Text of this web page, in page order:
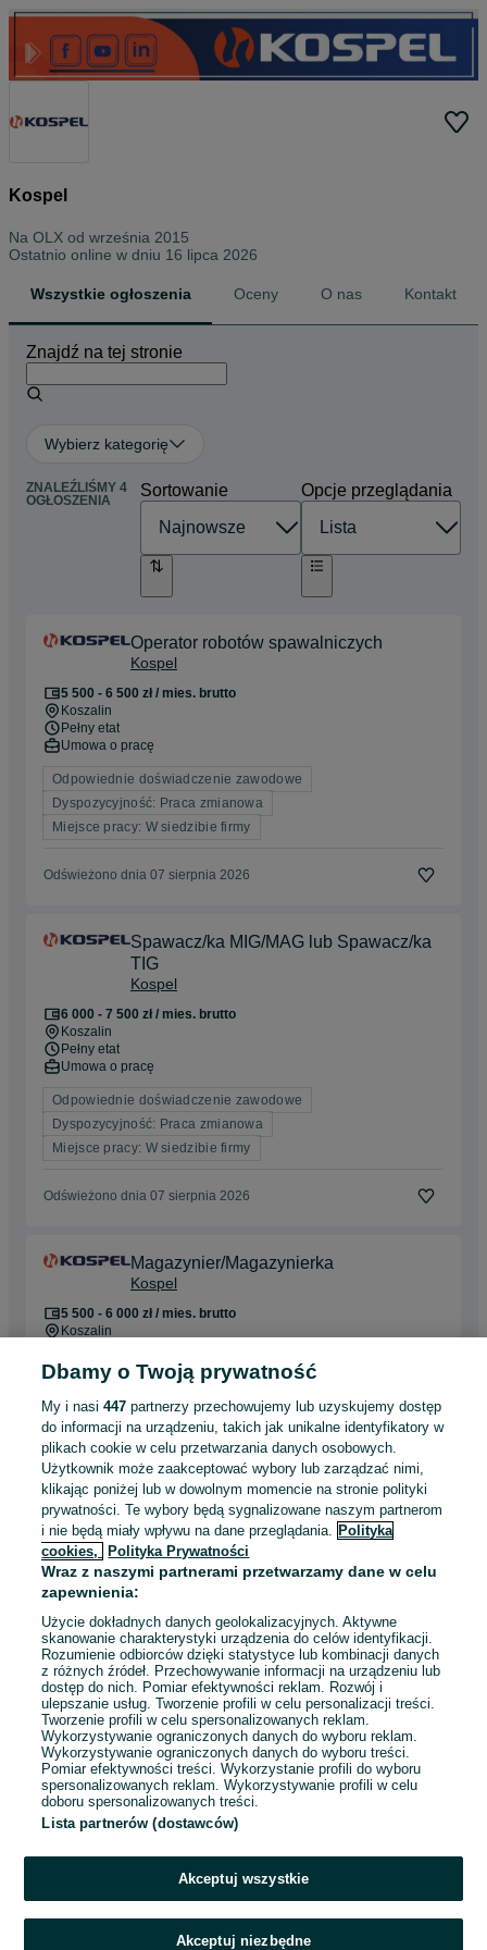
Kospel
Na OLX od września 2015
Ostatnio online w dniu 16 lipca 2026
Wszystkie ogłoszenia Oceny O nas Kontakt
Znajdź na tej stronie
Wybierz kategorię
ZNALEŹLIŚMY 4
OGŁOSZENIA
Sortowanie Opcje przeglądania
Operator robotów spawalniczych
Kospel
5 500 - 6 500 zł / mies. brutto
Koszalin
Pełny etat
Umowa o pracę
Odpowiednie doświadczenie zawodowe
Dyspozycyjność: Praca zmianowa
Miejsce pracy: W siedzibie firmy
Odświeżono dnia 07 sierpnia 2026
Spawacz/ka MIG/MAG lub Spawacz/ka
TIG
Kospel
6 000 - 7 500 zł / mies. brutto
Koszalin
Pełny etat
Umowa o pracę
Odpowiednie doświadczenie zawodowe
Dyspozycyjność: Praca zmianowa
Miejsce pracy: W siedzibie firmy
Odświeżono dnia 07 sierpnia 2026
Magazynier/Magazynierka
Kospel
5 500 - 6 000 zł / mies. brutto
Koszalin
Umowa o pracę
Odpowiednie doświadczenie zawodowe
Dyspozycyjność: Praca zmianowa
Miejsce pracy: W siedzibie firmy
Odświeżono dnia 07 sierpnia 2026
Pracownik produkcji
Kospel
5 000 - 6 000 zł / mies. brutto
Koszalin
Pełny etat
Umowa o pracę
Odpowiednie doświadczenie zawodowe
Dyspozycyjność: Praca zmianowa
Miejsce pracy: W siedzibie firmy
Pracownicy z Ukrainy: 🇺🇦 Запрошуємо людей з України
(Zapraszamy pracowników z Ukrainy)
06 sierpnia 2026
Dbamy o Twoją prywatność
My i nasi447 partnerzy przechowujemy lub uzyskujemy dostęp
do informacji na urządzeniu, takich jak unikalne identyfikatory w
plikach cookie w celu przetwarzania danych osobowych.
Użytkownik może zaakceptować wybory lub zarządzać nimi,
klikając poniżej lub w dowolnym momencie na stronie polityki
prywatności. Te wybory będą sygnalizowane naszym partnerom
i nie będą miały wpływu na dane przeglądania. Polityka
cookies,
Polityka Prywatności
Wraz z naszymi partnerami przetwarzamy dane w celu
zapewnienia:
Użycie dokładnych danych geolokalizacyjnych. Aktywne
skanowanie charakterystyki urządzenia do celów identyfikacji.
Rozumienie odbiorców dzięki statystyce lub kombinacji danych
z różnych źródeł. Przechowywanie informacji na urządzeniu lub
dostęp do nich. Pomiar efektywności reklam. Rozwój i
ulepszanie usług. Tworzenie profili w celu personalizacji treści.
Tworzenie profili w celu spersonalizowanych reklam.
Wykorzystywanie ograniczonych danych do wyboru reklam.
Wykorzystywanie ograniczonych danych do wyboru treści.
Pomiar efektywności treści. Wykorzystanie profili do wyboru
spersonalizowanych reklam. Wykorzystywanie profili w celu
doboru spersonalizowanych treści.
Lista partnerów (dostawców)
Akceptuj wszystkie
Akceptuj niezbędne